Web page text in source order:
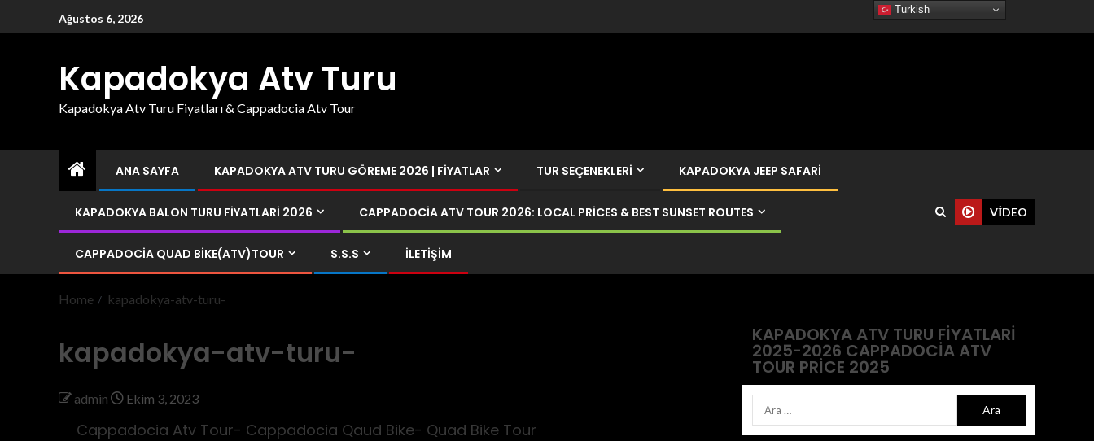
Ağustos 6, 2026
Kapadokya Atv Turu
Kapadokya Atv Turu Fiyatları & Cappadocia Atv Tour
ANA SAYFA KAPADOKYA ATV TURU GÖREME 2026 | FIYATLAR TUR SEÇENEKLERI KAPADOKYA JEEP SAFARI
KAPADOKYA BALON TURU FIYATLARI 2026 CAPPADOCIA ATV TOUR 2026: LOCAL PRICES & BEST SUNSET ROUTES
CAPPADOCIA QUAD BIKE(ATV)TOUR S.S.S İLETIŞIM
VIDEO
Home kapadokya-atv-turu-
kapadokya-atv-turu-
admin Ekim 3, 2023
Cappadocia Atv Tour- Cappadocia Qaud Bike- Quad Bike Tour
KAPADOKYA ATV TURU FIYATLARI
2025-2026 CAPPADOCIA ATV
TOUR PRICE 2025
Turkish